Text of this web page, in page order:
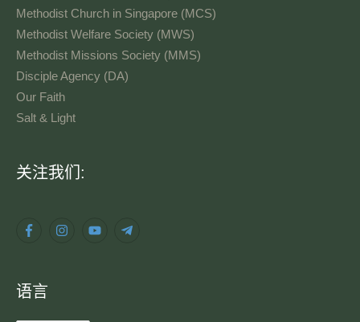
Methodist Church in Singapore (MCS)
Methodist Welfare Society (MWS)
Methodist Missions Society (MMS)
Disciple Agency (DA)
Our Faith
Salt & Light
关注我们:
语言
语